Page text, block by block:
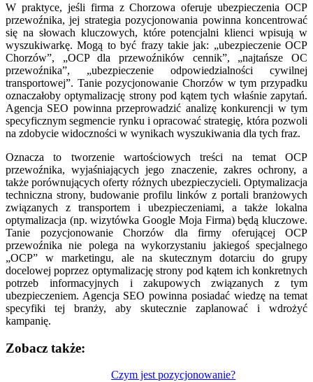
W praktyce, jeśli firma z Chorzowa oferuje ubezpieczenia OCP
przewoźnika, jej strategia pozycjonowania powinna koncentrować
się na słowach kluczowych, które potencjalni klienci wpisują w
wyszukiwarkę. Mogą to być frazy takie jak: „ubezpieczenie OCP
Chorzów”, „OCP dla przewoźników cennik”, „najtańsze OC
przewoźnika”, „ubezpieczenie odpowiedzialności cywilnej
transportowej”. Tanie pozycjonowanie Chorzów w tym przypadku
oznaczałoby optymalizację strony pod kątem tych właśnie zapytań.
Agencja SEO powinna przeprowadzić analizę konkurencji w tym
specyficznym segmencie rynku i opracować strategię, która pozwoli
na zdobycie widoczności w wynikach wyszukiwania dla tych fraz.
Oznacza to tworzenie wartościowych treści na temat OCP
przewoźnika, wyjaśniających jego znaczenie, zakres ochrony, a
także porównujących oferty różnych ubezpieczycieli. Optymalizacja
techniczna strony, budowanie profilu linków z portali branżowych
związanych z transportem i ubezpieczeniami, a także lokalna
optymalizacja (np. wizytówka Google Moja Firma) będą kluczowe.
Tanie pozycjonowanie Chorzów dla firmy oferującej OCP
przewoźnika nie polega na wykorzystaniu jakiegoś specjalnego
„OCP” w marketingu, ale na skutecznym dotarciu do grupy
docelowej poprzez optymalizację strony pod kątem ich konkretnych
potrzeb informacyjnych i zakupowych związanych z tym
ubezpieczeniem. Agencja SEO powinna posiadać wiedzę na temat
specyfiki tej branży, aby skutecznie zaplanować i wdrożyć
kampanię.
Zobacz także:
Czym jest pozycjonowanie?